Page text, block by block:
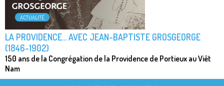
ACTUALITÉ
LA PROVIDENCE... AVEC JEAN-BAPTISTE GROSGEORGE
(1846-1902)
150 ans de la Congrégation de la Providence de Portieux au Viêt
Nam